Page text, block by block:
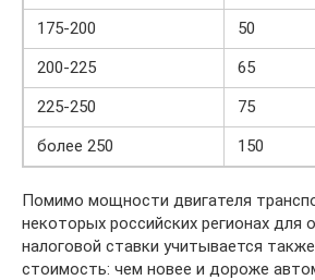
175-200
50
200-225
65
225-250
75
более 250
150
Помимо мощности двигателя
некоторых российских регионах для
налоговой ставки учитывается
стоимость: чем новее и дороже